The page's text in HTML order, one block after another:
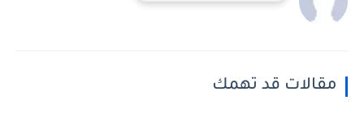
مقالات قد تهمك